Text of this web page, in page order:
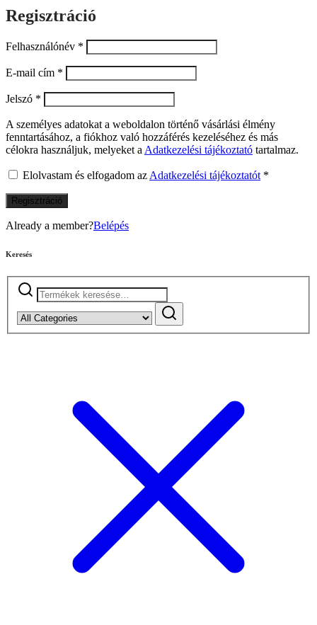
Regisztráció
Felhasználónév *
E-mail cím *
Jelszó *
A személyes adatokat a weboldalon történő vásárlási élmény
fenntartásához, a fiókhoz való hozzáférés kezeléséhez és más
célokra használjuk, melyeket a Adatkezelési tájékoztató tartalmaz.
Elolvastam és elfogadom az Adatkezelési tájékoztatót *
Regisztráció
Already a member?Belépés
Keresés
Keresés